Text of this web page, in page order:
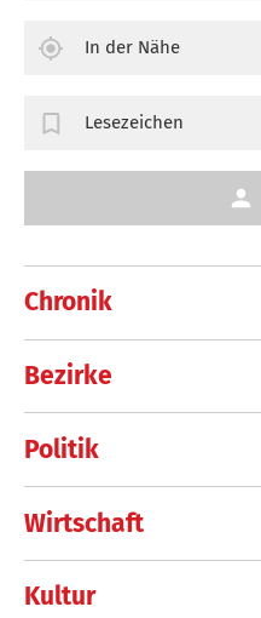
Chronik
Bezirke
Politik
Wirtschaft
Kultur
In der Nähe
Lesezeichen